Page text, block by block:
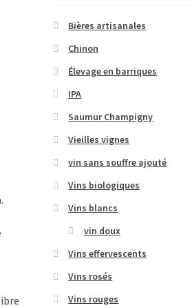
Bières artisanales
Chinon
Élevage en barriques
IPA
Saumur Champigny
Vieilles vignes
vin sans souffre ajouté
Vins biologiques
Vins blancs
vin doux
Vins effervescents
Vins rosés
Vins rouges